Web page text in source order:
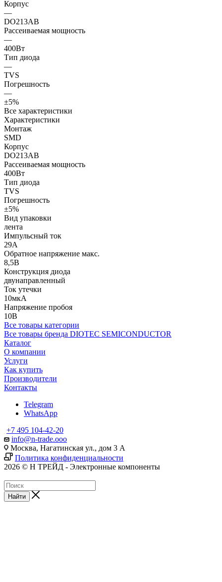
Корпус
—
DO213AB
Рассеиваемая мощность
—
400Вт
Тип диода
—
TVS
Погрешность
—
±5%
Все характеристики
Характеристики
Монтаж
SMD
Корпус
DO213AB
Рассеиваемая мощность
400Вт
Тип диода
TVS
Погрешность
±5%
Вид упаковки
лента
Импульсный ток
29А
Обратное напряжение макс.
8,5В
Конструкция диода
двунаправленный
Ток утечки
10мкА
Напряжение пробоя
10В
Все товары категории
Все товары бренда DIOTEC SEMICONDUCTOR
Каталог
О компании
Услуги
Как купить
Производители
Контакты
Telegram
WhatsApp
+7 495 104-42-20
info@n-trade.ooo
Москва, Нагатинская ул., дом 3 А
Политика конфиденциальности
2026 © Н ТРЕЙД - Электронные компоненты
Найти